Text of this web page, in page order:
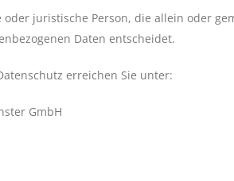
juristische Person, die allein oder
Daten entscheidet.
erreichen Sie unter:
GmbH